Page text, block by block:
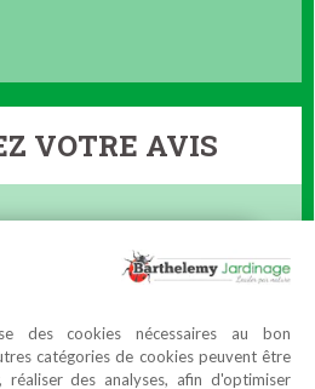
VOTRE AVIS
des cookies nécessaires au bon
catégories de cookies peuvent être
réaliser des analyses, afin d'optimiser